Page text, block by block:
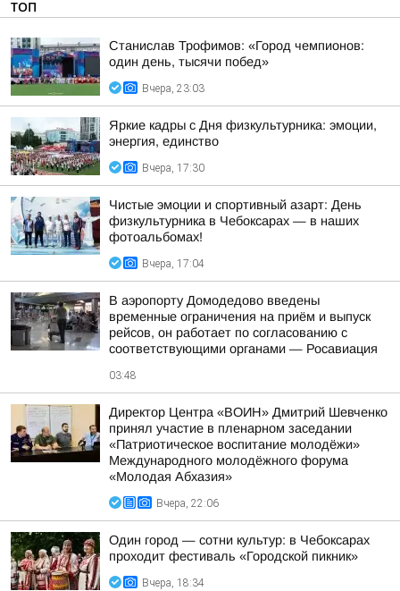
ТОП
Станислав Трофимов: «Город чемпионов:
один день, тысячи побед»
Вчера, 23:03
Яркие кадры с Дня физкультурника: эмоции,
энергия, единство
Вчера, 17:30
Чистые эмоции и спортивный азарт: День
физкультурника в Чебоксарах — в наших
фотоальбомах!
Вчера, 17:04
В аэропорту Домодедово введены
временные ограничения на приём и выпуск
рейсов, он работает по согласованию с
соответствующими органами — Росавиация
03:48
Директор Центра «ВОИН» Дмитрий Шевченко
принял участие в пленарном заседании
«Патриотическое воспитание молодёжи»
Международного молодёжного форума
«Молодая Абхазия»
Вчера, 22:06
Один город — сотни культур: в Чебоксарах
проходит фестиваль «Городской пикник»
Вчера, 18:34